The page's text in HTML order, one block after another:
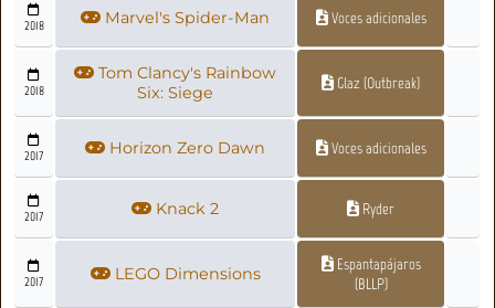
2018 Marvel's Spider-Man Voces adicionales
2018
Tom Clancy's Rainbow
Six: Siege
Glaz (Outbreak)
2017 Horizon Zero Dawn Voces adicionales
2017 Knack 2 Ryder
2017 LEGO Dimensions
Espantapájaros
(BLLP)